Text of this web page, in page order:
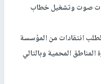
صوت وتشغيل خطاب
هذا الطلب انتقادات من المؤسسة
المناطق المحمية وبالتالي